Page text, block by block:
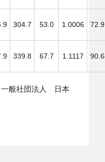
304.7 53.0 1.0006
339.8 67.7 1.1117
般社団法人 日本